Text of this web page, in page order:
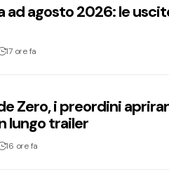
ad agosto 2026: le
17 ore fa
Zero, i preordini
lungo trailer
16 ore fa